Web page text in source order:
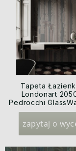
Tapeta
Londonart
Pedrocchi
2020
zapytaj o